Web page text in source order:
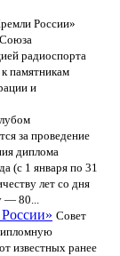
России»
радиоспорта
памятникам
и
за проведение
диплома
(с 1 января по 31
лет со дня
— 80...
Совет
известных ранее